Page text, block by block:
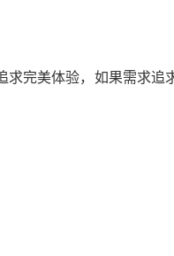
求完美体验，如果需求追